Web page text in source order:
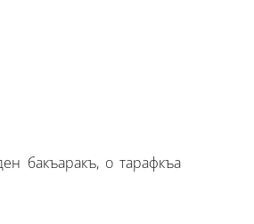
бакъаракъ, о тарафкъа